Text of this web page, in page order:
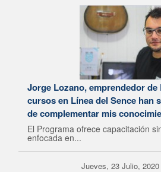
Jorge Lozano, emprendedor
cursos en Línea del Sence han
de complementar mis
El Programa ofrece capacitación
enfocada en...
Jueves, 23 Julio,